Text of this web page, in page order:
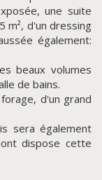
une suite
m², d'un dressing
également:
beaux volumes
de bains.
d'un grand
sera également
dispose cette